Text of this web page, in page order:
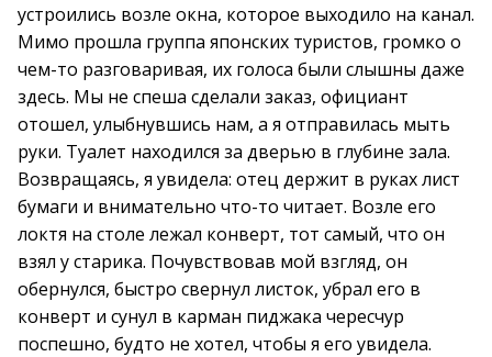
устроились возле окна, которое выходило на канал.
Мимо прошла группа японских туристов, громко о
чем-то разговаривая, их голоса были слышны даже
здесь. Мы не спеша сделали заказ, официант
отошел, улыбнувшись нам, а я отправилась мыть
руки. Туалет находился за дверью в глубине зала.
Возвращаясь, я увидела: отец держит в руках лист
бумаги и внимательно что-то читает. Возле его
локтя на столе лежал конверт, тот самый, что он
взял у старика. Почувствовав мой взгляд, он
обернулся, быстро свернул листок, убрал его в
конверт и сунул в карман пиджака чересчур
поспешно, будто не хотел, чтобы я его увидела.